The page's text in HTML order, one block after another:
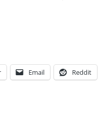
Email Reddit